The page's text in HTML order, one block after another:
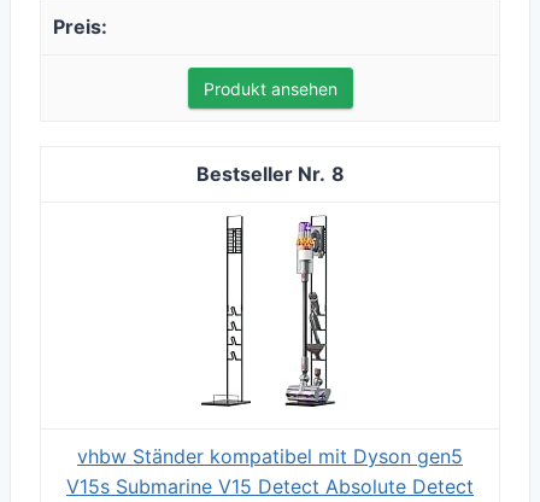
Produkt ansehen
8
vhbw Ständer kompatibel mit Dyson gen5
V15s Submarine V15 Detect Absolute Detect